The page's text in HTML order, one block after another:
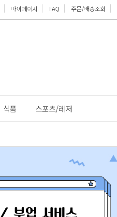
마이페이지 FAQ 주문/배송조회
식품 스포츠/레저